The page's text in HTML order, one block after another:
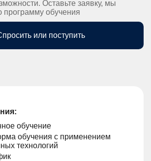
Оставьте заявку, мы
программу обучения
или поступить
обучение
обучения с применением
технологий